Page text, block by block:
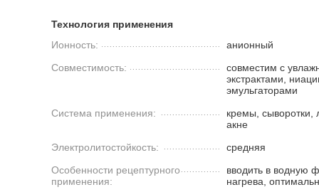
Технология применения
Ионность:
анионный
Совместимость:
совместим с
экстрактами,
эмульгаторами
Система применения:
кремы, сыворотки,
акне
Электролитостойкость:
средняя
Особенности рецептурного
применения:
вводить в водную
нагрева,